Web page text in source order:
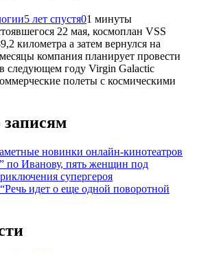
5 лет спустя01 минуты
22 мая, космоплан VSS
километра а затем вернулся на
компания планирует провести
следующем году Virgin Galactic
полеты с космическими
новинки онлайн-кинотеатров
по Иванову, пять женщин под
супергероя
идет о еще одной поворотной